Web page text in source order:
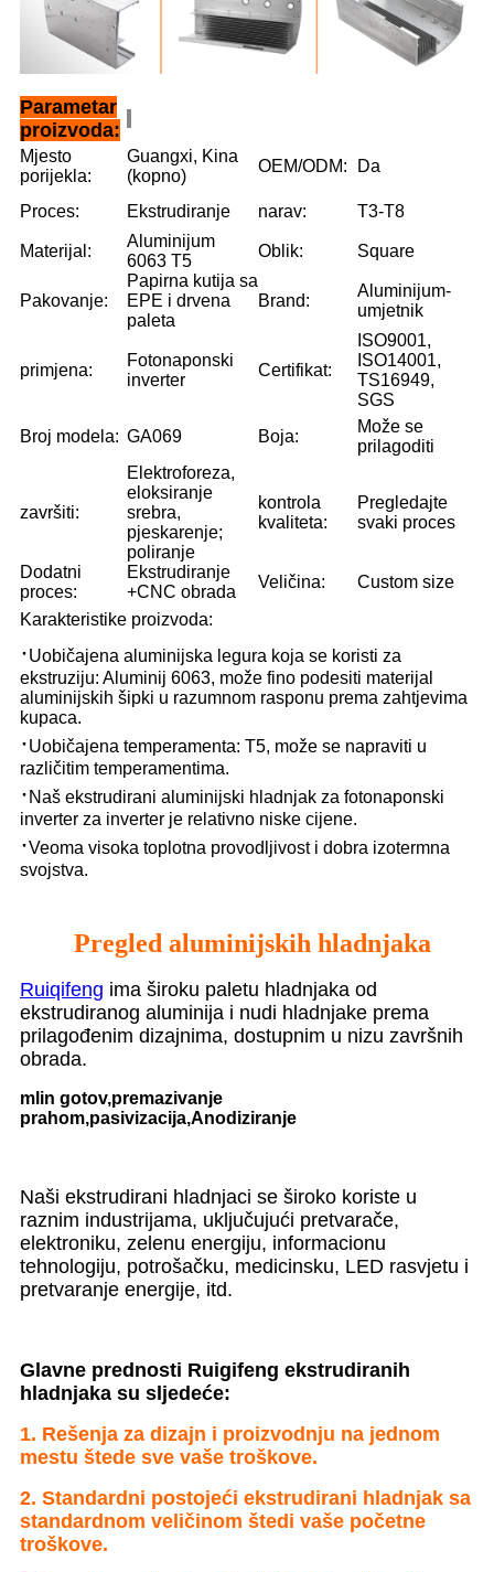
Parametar
proizvoda:
Mjesto
porijekla:
Guangxi, Kina
(kopno)
OEM/ODM: Da
Proces: Ekstrudiranje narav: T3-T8
Materijal:
Aluminijum
6063 T5
Oblik: Square
Pakovanje:
Papirna kutija sa
EPE i drvena
paleta
Brand:
Aluminijum-
umjetnik
primjena:
Fotonaponski
inverter
Certifikat:
ISO9001,
ISO14001,
TS16949,
SGS
Broj modela: GA069 Boja:
Može se
prilagoditi
završiti:
Elektroforeza,
eloksiranje
srebra,
pjeskarenje;
poliranje
kontrola
kvaliteta:
Pregledajte
svaki proces
Dodatni
proces:
Ekstrudiranje
+CNC obrada
Veličina:
Custom size
Karakteristike proizvoda:
·Uobičajena aluminijska legura koja se koristi za
ekstruziju: Aluminij 6063, može fino podesiti materijal
aluminijskih šipki u razumnom rasponu prema zahtjevima
kupaca.
·Uobičajena temperamenta: T5, može se napraviti u
različitim temperamentima.
· Naš ekstrudirani aluminijski hladnjak za fotonaponski
inverter za inverter je relativno niske cijene.
·Veoma visoka toplotna provodljivost i dobra izotermna
svojstva.
Pregled aluminijskih hladnjaka
Ruiqifeng ima široku paletu hladnjaka od
ekstrudiranog aluminija i nudi hladnjake prema
prilagođenim dizajnima, dostupnim u nizu završnih
obrada.
mlin gotov,premazivanje
prahom,pasivizacija,Anodiziranje
Naši ekstrudirani hladnjaci se široko koriste u
raznim industrijama, uključujući pretvarače,
elektroniku, zelenu energiju, informacionu
tehnologiju, potrošačku, medicinsku, LED rasvjetu i
pretvaranje energije, itd.
Glavne prednosti Ruigifeng ekstrudiranih
hladnjaka su sljedeće:
1. Rešenja za dizajn i proizvodnju na jednom
mestu štede sve vaše troškove.
2. Standardni postojeći ekstrudirani hladnjak sa
standardnom veličinom štedi vaše početne
troškove.